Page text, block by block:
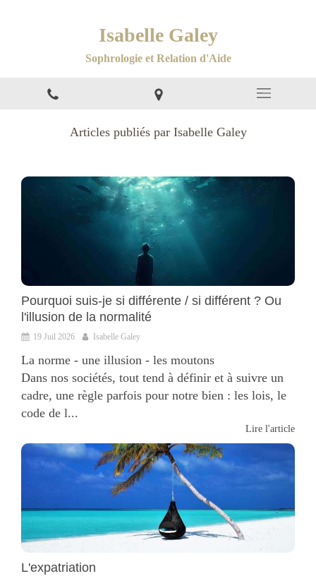
Isabelle Galey
Sophrologie et Relation d'Aide
Articles publiés par Isabelle Galey
Pourquoi suis-je si différente / si différent ? Ou
l'illusion de la normalité
19 Juil 2026 Isabelle Galey
La norme - une illusion - les moutons
Dans nos sociétés, tout tend à définir et à suivre un
cadre, une règle parfois pour notre bien : les lois, le
code de l...
Lire l'article
L'expatriation